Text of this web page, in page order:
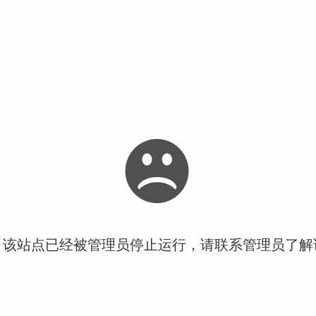
站点已经被管理员停止运行，请联系管理员了